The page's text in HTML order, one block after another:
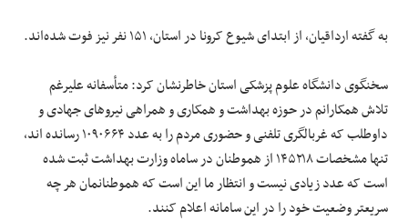
به گفته ارداقیان، از ابتدای شیوع کرونا در استان، ۱۵۱ نفر نیز فوت شده‌اند.
سخنگوی دانشگاه علوم پزشکی استان خاطرنشان کرد: متأسفانه علیرغم
تلاش همکارانم در حوزه بهداشت و همکاری و همراهی نیرو‌های جهادی و
داوطلب که غربالگری تلفنی و حضوری مردم را به عدد ۱۰۹۰۶۶۴ رسانده اند،
تنها مشخصات ۱۴۵۲۱۸ از هموطنان در ساماه وزارت بهداشت ثبت شده
است که عدد زیادی نیست و انتظار ما این است که هموطنانمان هر چه
سریعتر وضعیت خود را در این سامانه اعلام کنند.